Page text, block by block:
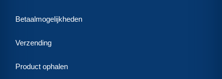
Betaalmogelijkheden
Verzending
Product ophalen